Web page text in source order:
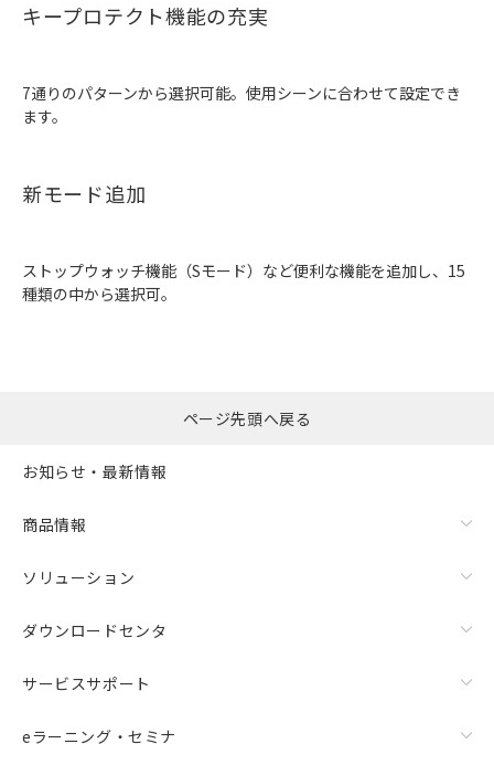
キープロテクト機能の充実
7通りのパターンから選択可能。使用シーンに合わせて設定でき
ます。
新モード追加
ストップウォッチ機能（Sモード）など便利な機能を追加し、15
種類の中から選択可。
ページ先頭へ戻る
お知らせ・最新情報
商品情報
ソリューション
ダウンロードセンタ
サービスサポート
eラーニング・セミナ